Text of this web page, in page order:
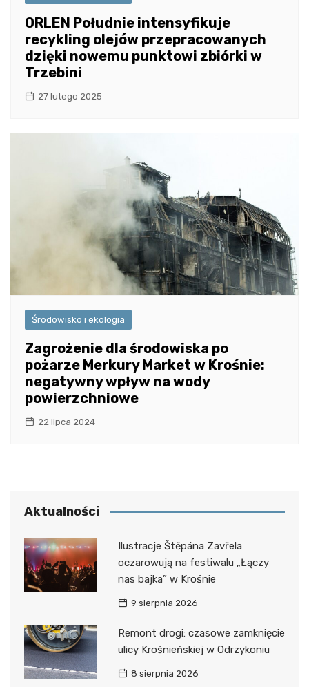
ORLEN Południe intensyfikuje
recykling olejów przepracowanych
dzięki nowemu punktowi zbiórki w
Trzebini
27 lutego 2025
Środowisko i ekologia
Zagrożenie dla środowiska po
pożarze Merkury Market w Krośnie:
negatywny wpływ na wody
powierzchniowe
22 lipca 2024
Aktualności
Ilustracje Štěpána Zavřela
oczarowują na festiwalu „Łączy
nas bajka” w Krośnie
9 sierpnia 2026
Remont drogi: czasowe zamknięcie
ulicy Krośnieńskiej w Odrzykoniu
8 sierpnia 2026